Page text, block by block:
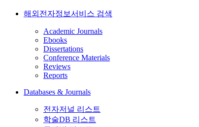
해외전자정보서비스 검색
Academic Journals
Ebooks
Dissertations
Conference Materials
Reviews
Reports
Databases & Journals
전자저널 리스트
학술DB 리스트